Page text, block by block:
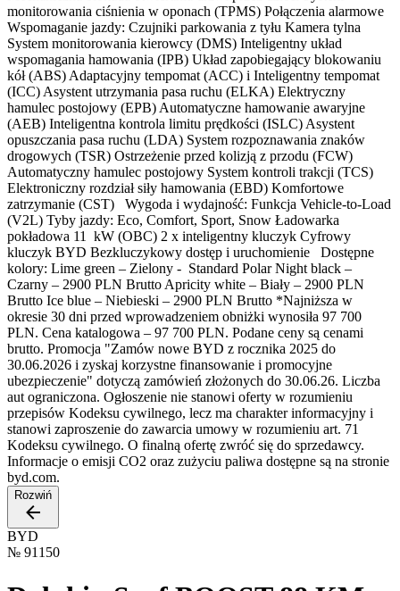
monitorowania ciśnienia w oponach (TPMS) Połączenia alarmowe
Wspomaganie jazdy: Czujniki parkowania z tyłu Kamera tylna
System monitorowania kierowcy (DMS) Inteligentny układ
wspomagania hamowania (IPB) Układ zapobiegający blokowaniu
kół (ABS) Adaptacyjny tempomat (ACC) i Inteligentny tempomat
(ICC) Asystent utrzymania pasa ruchu (ELKA) Elektryczny
hamulec postojowy (EPB) Automatyczne hamowanie awaryjne
(AEB) Inteligentna kontrola limitu prędkości (ISLC) Asystent
opuszczania pasa ruchu (LDA) System rozpoznawania znaków
drogowych (TSR) Ostrzeżenie przed kolizją z przodu (FCW)
Automatyczny hamulec postojowy System kontroli trakcji (TCS)
Elektroniczny rozdział siły hamowania (EBD) Komfortowe
zatrzymanie (CST) Wygoda i wydajność: Funkcja Vehicle-to-Load
(V2L) Tyby jazdy: Eco, Comfort, Sport, Snow Ładowarka
pokładowa 11 kW (OBC) 2 x inteligentny kluczyk Cyfrowy
kluczyk BYD Bezkluczykowy dostęp i uruchomienie Dostępne
kolory: Lime green – Zielony - Standard Polar Night black –
Czarny – 2900 PLN Brutto Apricity white – Biały – 2900 PLN
Brutto Ice blue – Niebieski – 2900 PLN Brutto *Najniższa w
okresie 30 dni przed wprowadzeniem obniżki wynosiła 97 700
PLN. Cena katalogowa – 97 700 PLN. Podane ceny są cenami
brutto. Promocja "Zamów nowe BYD z rocznika 2025 do
30.06.2026 i zyskaj korzystne finansowanie i promocyjne
ubezpieczenie" dotyczą zamówień złożonych do 30.06.26. Liczba
aut ograniczona. Ogłoszenie nie stanowi oferty w rozumieniu
przepisów Kodeksu cywilnego, lecz ma charakter informacyjny i
stanowi zaproszenie do zawarcia umowy w rozumieniu art. 71
Kodeksu cywilnego. O finalną ofertę zwróć się do sprzedawcy.
Informacje o emisji CO2 oraz zużyciu paliwa dostępne są na stronie
byd.com.
Rozwiń
BYD
№ 91150